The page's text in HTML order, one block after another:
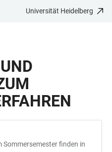
Universität Heidelberg
Sommersemester finden in